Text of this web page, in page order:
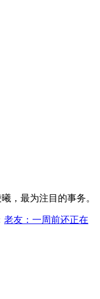
，最为注目的事务。
老友：一周前还正在